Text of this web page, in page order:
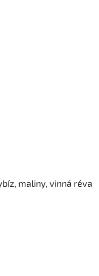
maliny, vinná réva